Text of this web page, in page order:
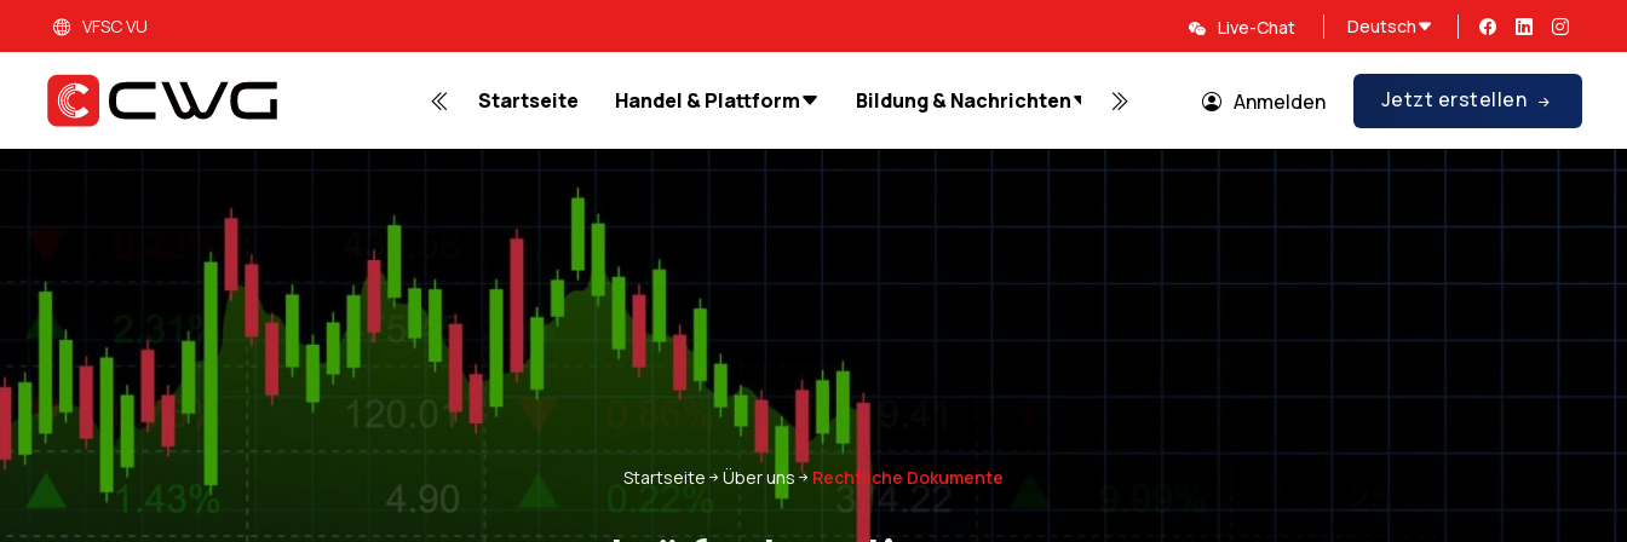
VFSC VU Live-Chat Deutsch
Startseite Handel & Plattform Bildung & Nachrichten Über uns Promotionen
Anmelden Jetzt erstellen
Startseite Über uns Rechtliche Dokumente